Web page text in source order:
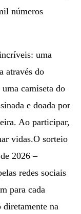
números
uma
através do
camiseta do
e doada por
Ao participar,
vidas.O sorteio
2026 –
redes sociais
para cada
diretamente na